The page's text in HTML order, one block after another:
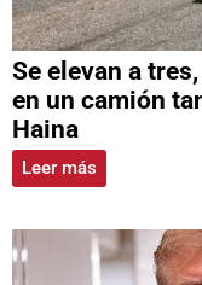
Se elevan a
en un camión
Haina
Leer más